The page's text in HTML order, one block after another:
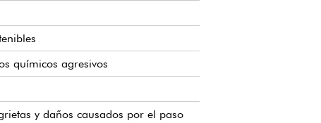
químicos agresivos
y daños causados por el paso